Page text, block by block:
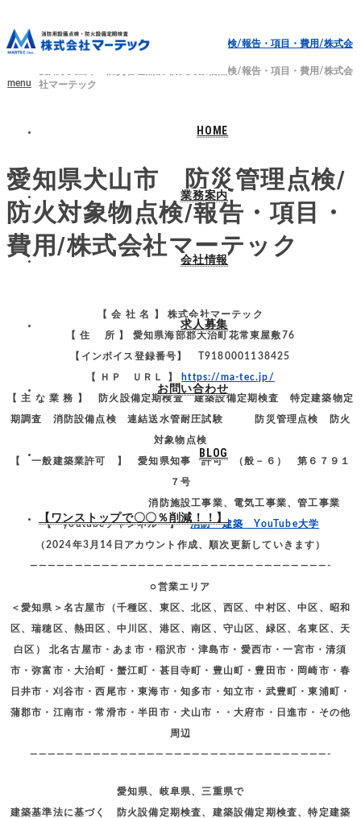
menu
HOME
業務案内
会社情報
求人募集
お問い合わせ
BLOG
【ワンストップで〇〇％削減！！】
ブログ
愛知県犬山市 防災管理点検/防火対象物点検/報告・項目・費用/株式会
愛知県犬山市 防災管理点検/防火対象物点検/報告・項目・費用/株式会
社マーテック
愛知県犬山市 防災管理点検/
防火対象物点検/報告・項目・
費用/株式会社マーテック
【 会 社 名 】 株式会社マーテック
【 住 所 】 愛知県海部郡大治町花常東屋敷76
【インボイス登録番号】 T9180001138425
【 ＨＰ ＵＲＬ 】 https://ma-tec.jp/
【 主 な 業 務 】 防火設備定期検査 建築設備定期検査 特定建築物定
期調査 消防設備点検 連結送水管耐圧試験 防災管理点検 防火
対象物点検
【 一般建築業許可 】 愛知県知事 許可 （般－６） 第６７９１
７号
消防施設工事業、電気工事業、管工事業
【 youtubeチャンネル 】消防・建築 YouTube大学
（2024年3月14日アカウント作成、順次更新していきます）
—————————————————————————————————-
○営業エリア
＜愛知県＞名古屋市（千種区、東区、北区、西区、中村区、中区、昭和
区、瑞穂区、熱田区、中川区、港区、南区、守山区、緑区、名東区、天
白区） 北名古屋市・あま市・稲沢市・津島市・愛西市・一宮市・清須
市・弥富市・大治町・蟹江町・甚目寺町・豊山町・豊田市・岡崎市・春
日井市・刈谷市・西尾市・東海市・知多市・知立市・武豊町・東浦町・
蒲郡市・江南市・常滑市・半田市・犬山市・・大府市・日進市・その他
周辺
—————————————————————————————————-
愛知県、岐阜県、三重県で
建築基準法に基づく 防火設備定期検査、建築設備定期検査、特定建築